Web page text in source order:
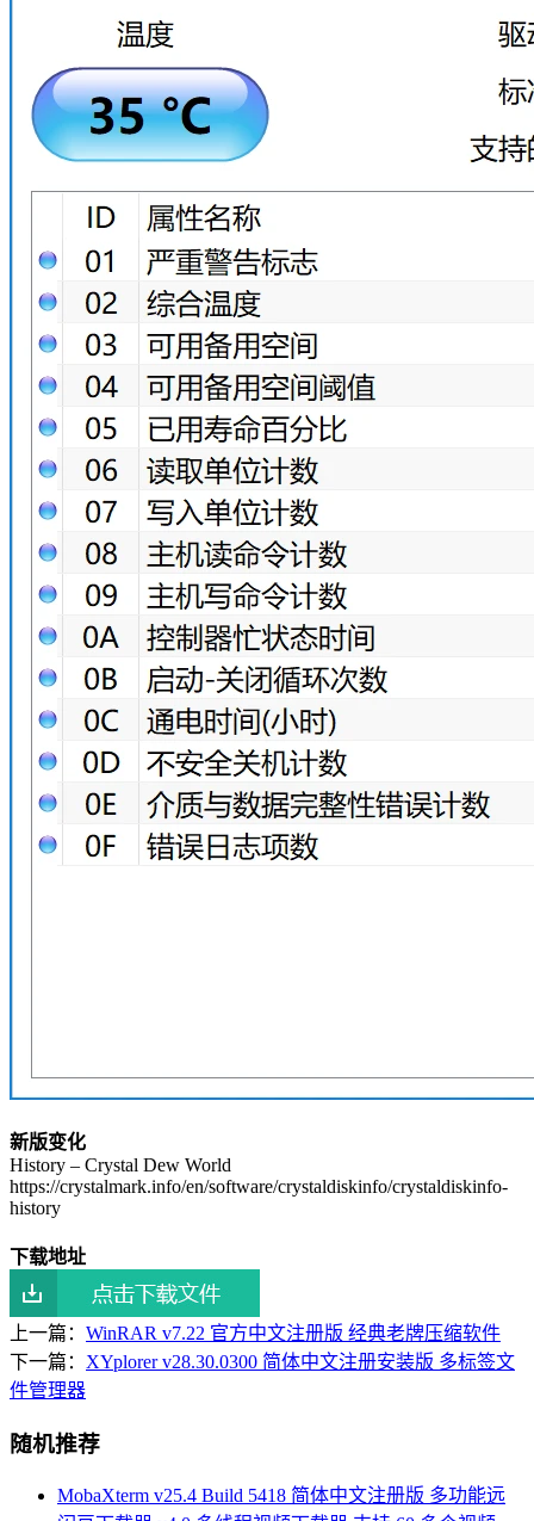
新版变化
History – Crystal Dew World
https://crystalmark.info/en/software/crystaldiskinfo/crystaldiskinfo-
history
下载地址
上一篇： WinRAR v7.22 官方中文注册版 经典老牌压缩软件
下一篇： XYplorer v28.30.0300 简体中文注册安装版 多标签文
件管理器
随机推荐
MobaXterm v25.4 Build 5418 简体中文注册版 多功能远